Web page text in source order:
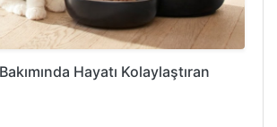
Hayatı Kolaylaştıran